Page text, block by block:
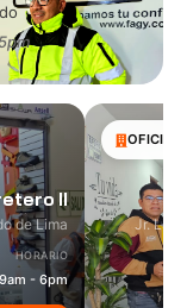
II
de Lima
HORARIO
- 6pm
OFICINA
Jr. Las